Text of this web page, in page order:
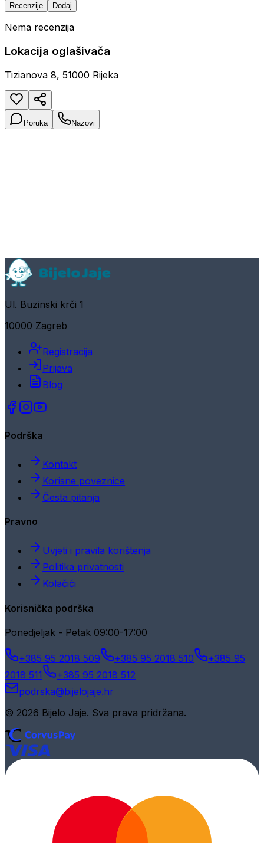
Recenzije Dodaj
Nema recenzija
Lokacija oglašivača
Tizianova 8, 51000 Rijeka
Poruka Nazovi
Ul. Buzinski krči 1
10000 Zagreb
Registracija
Prijava
Blog
Podrška
Kontakt
Korisne poveznice
Česta pitanja
Pravno
Uvjeti i pravila korištenja
Politika privatnosti
Kolačići
Korisnička podrška
Ponedjeljak - Petak 09:00-17:00
+385 95 2018 509 +385 95 2018 510
+385 95
2018 511
+385 95 2018 512
podrska@bijelojaje.hr
© 2026 Bijelo Jaje. Sva prava pridržana.